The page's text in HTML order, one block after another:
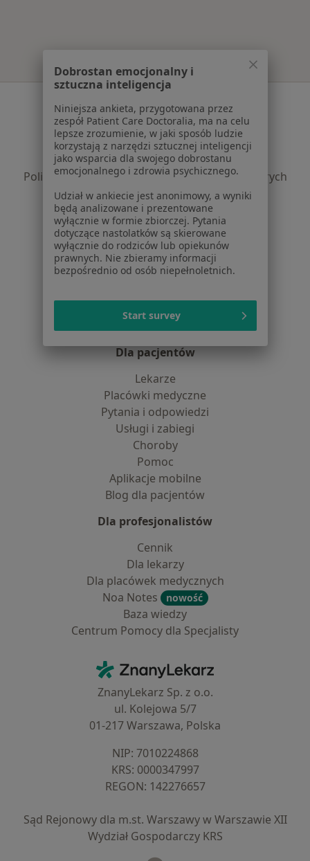
Regulamin
Polityka prywatności pacjentów
Polityka prywatności profesjonalistów
Polityka prywatności dla profesjonalistów, których
dane pozyskaliśmy samodzielnie
Polityka cookies
Jak działają wyniki wyszukiwania
Dostępność
O nas
Praca Rekrutujemy!
Centrum prasowe
Kontakt
Dla pacjentów
Lekarze
Placówki medyczne
Pytania i odpowiedzi
Usługi i zabiegi
Choroby
Pomoc
Aplikacje mobilne
Blog dla pacjentów
Dla profesjonalistów
Cennik
Dla lekarzy
Dla placówek medycznych
Noa Notes
nowość
Baza wiedzy
Centrum Pomocy dla Specjalisty
ZnanyLekarz - Strona główna
ZnanyLekarz Sp. z o.o.
ul. Kolejowa 5/7
01-217 Warszawa, Polska
NIP: ⁠7010224868
KRS: ⁠0000347997
REGON: ⁠142276657
Sąd Rejonowy dla m.st. Warszawy w Warszawie XII
Wydział Gospodarczy KRS
Dobrostan emocjonalny i
sztuczna inteligencja
Niniejsza ankieta, przygotowana przez
zespół Patient Care Doctoralia, ma na celu
lepsze zrozumienie, w jaki sposób ludzie
korzystają z narzędzi sztucznej inteligencji
jako wsparcia dla swojego dobrostanu
emocjonalnego i zdrowia psychicznego.
Udział w ankiecie jest anonimowy, a wyniki
będą analizowane i prezentowane
wyłącznie w formie zbiorczej. Pytania
dotyczące nastolatków są skierowane
wyłącznie do rodziców lub opiekunów
prawnych. Nie zbieramy informacji
bezpośrednio od osób niepełnoletnich.
Start survey